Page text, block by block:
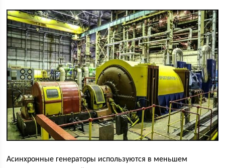
Асинхронные генераторы используются в меньшем